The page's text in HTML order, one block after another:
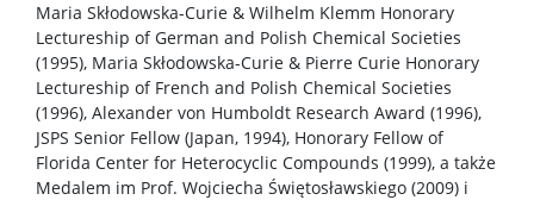
Archiwum
Studia doktoranckie
TRI-BIO-CHEM
Maria Skłodowska-Curie & Wilhelm Klemm Honorary
Lectureship of German and Polish Chemical Societies
(1995), Maria Skłodowska-Curie & Pierre Curie Honorary
Lectureship of French and Polish Chemical Societies
(1996), Alexander von Humboldt Research Award (1996),
JSPS Senior Fellow (Japan, 1994), Honorary Fellow of
Florida Center for Heterocyclic Compounds (1999), a także
Medalem im Prof. Wojciecha Świętosławskiego (2009) i